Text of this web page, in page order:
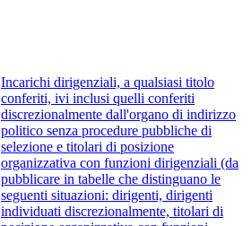
Incarichi dirigenziali, a qualsiasi titolo
conferiti, ivi inclusi quelli conferiti
discrezionalmente dall'organo di indirizzo
politico senza procedure pubbliche di
selezione e titolari di posizione
organizzativa con funzioni dirigenziali (da
pubblicare in tabelle che distinguano le
seguenti situazioni: dirigenti, dirigenti
individuati discrezionalmente, titolari di